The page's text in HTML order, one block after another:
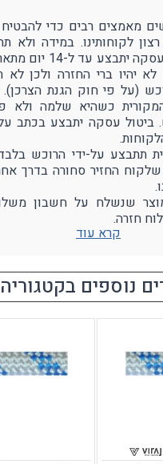
מאמצים רבים כדי
לקוחותינו. במידה ולא
מהמוצר - ביטול עסקה
יהיו ברי החזרה ולכן לא
(על פי חוק הגנת
המקורית כשהיא שלמה ולא
עסקה יתבצע בכתב על
תתבצע על-ידי הרוכש
החזיר סחורה בדרך
שנשלח על חשבון
חזרה.
קרא עוד
נוספים בקטגוריה